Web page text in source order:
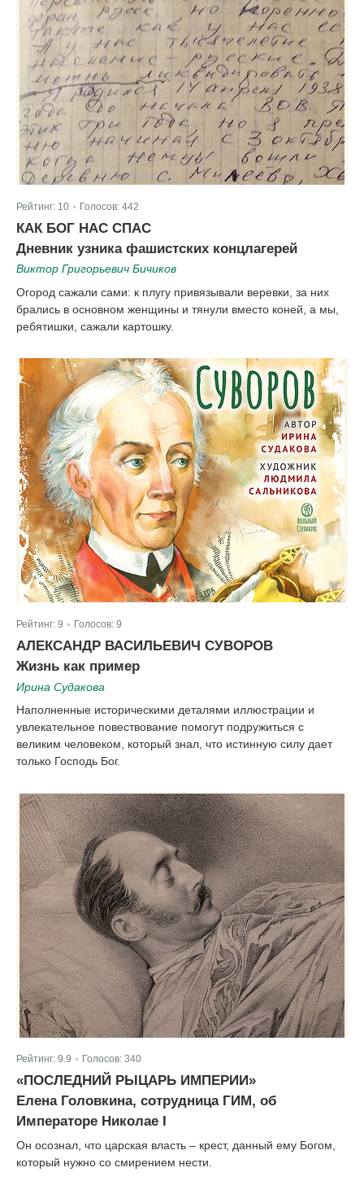
Рейтинг: 10 Голосов: 442
КАК БОГ НАС СПАС
Дневник узника фашистских концлагерей
Виктор Григорьевич Бичиков
Огород сажали сами: к плугу привязывали веревки, за них
брались в основном женщины и тянули вместо коней, а мы,
ребятишки, сажали картошку.
Рейтинг: 9 Голосов: 9
АЛЕКСАНДР ВАСИЛЬЕВИЧ СУВОРОВ
Жизнь как пример
Ирина Судакова
Наполненные историческими деталями иллюстрации и
увлекательное повествование помогут подружиться с
великим человеком, который знал, что истинную силу дает
только Господь Бог.
Рейтинг: 9.9 Голосов: 340
«ПОСЛЕДНИЙ РЫЦАРЬ ИМПЕРИИ»
Елена Головкина, сотрудница ГИМ, об
Императоре Николае I
Он осознал, что царская власть – крест, данный ему Богом,
который нужно со смирением нести.